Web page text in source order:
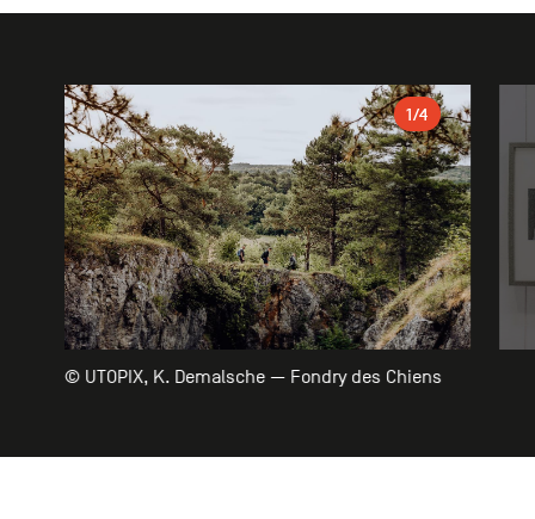
Galerie
© UTOPIX, K. Demalsche — Fondry des Chiens
1/4